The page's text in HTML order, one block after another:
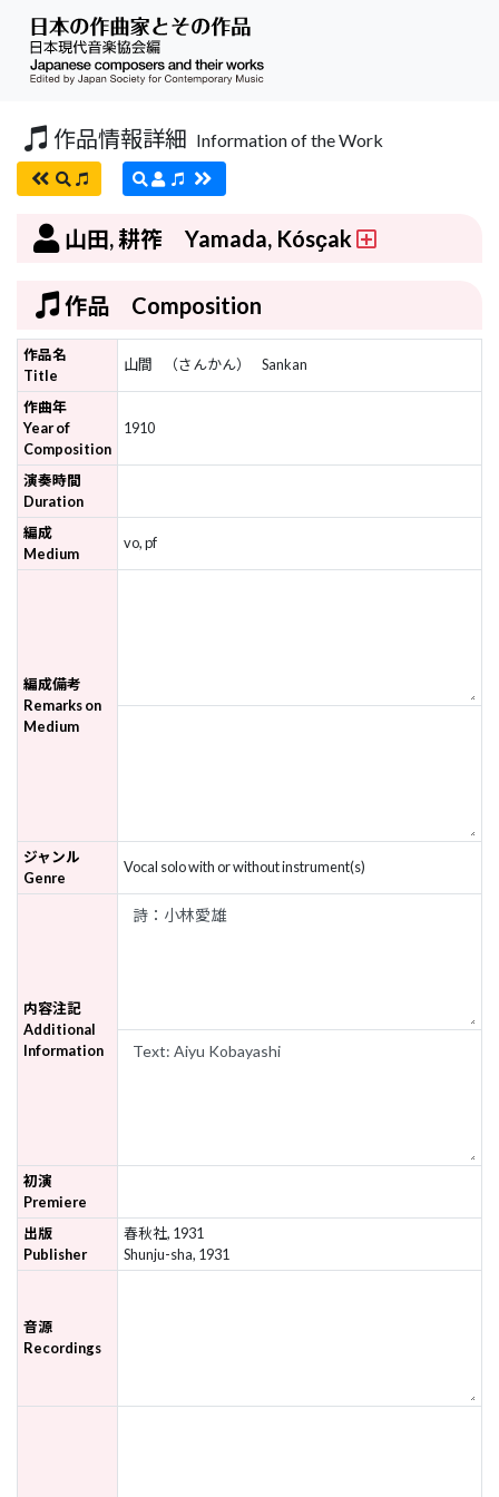
作品情報詳細 Information of the Work
山田, 耕筰 Yamada, Kósҫak
作品 Composition
作品名
Title
山間 （さんかん） Sankan
作曲年
Year of
Composition
1910
演奏時間
Duration
編成
Medium
vo, pf
編成備考
Remarks on
Medium
ジャンル
Genre
Vocal solo with or without instrument(s)
内容注記
Additional
Information
初演
Premiere
出版
Publisher
春秋社, 1931
Shunju-sha, 1931
音源
Recordings